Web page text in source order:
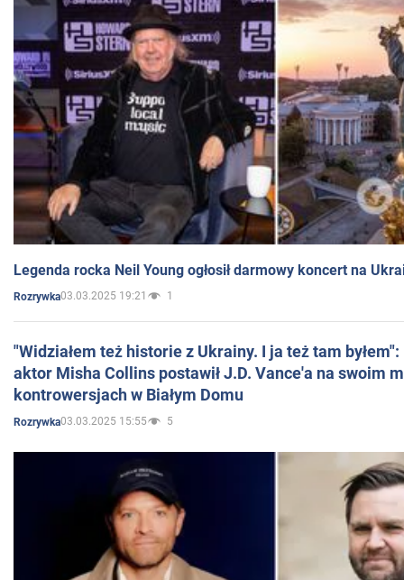
Legenda rocka Neil Young ogłosił darmowy koncert na
Rozrywka03.03.2025 19:21 1
"Widziałem też historie z Ukrainy. I ja też tam
aktor Misha Collins postawił J.D. Vance'a na swoim
kontrowersjach w Białym Domu
Rozrywka03.03.2025 15:55 5